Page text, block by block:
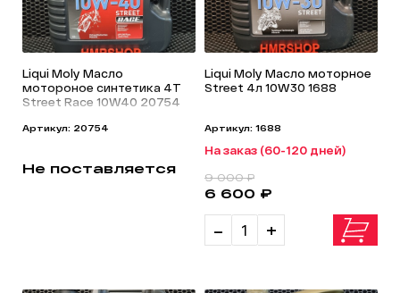
Liqui Moly Масло
мотороное синтетика 4T
Street Race 10W40 20754
Артикул: 20754
Не поставляется
Liqui Moly Масло моторное
Street 4л 10W30 1688
Артикул: 1688
На заказ (60-120 дней)
- +
6 600 ₽
9 000 ₽